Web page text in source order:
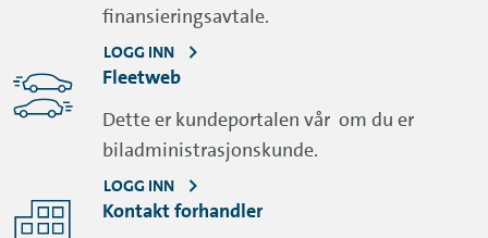
finansieringsavtale.
LOGG INN
Fleetweb
Dette er kundeportalen vår om du er
biladministrasjonskunde.
LOGG INN
Kontakt forhandler